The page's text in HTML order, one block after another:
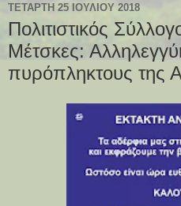
ΤΕΤΆΡΤΗ 25 ΙΟΥΛΊΟΥ 2018
Πολιτιστικός
Μέτσκες:
πυρόπληκτους της